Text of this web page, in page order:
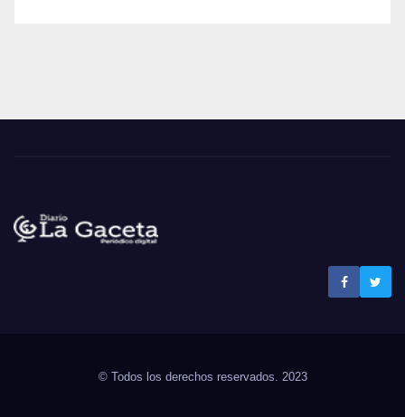
© Todos los derechos reservados. 2023